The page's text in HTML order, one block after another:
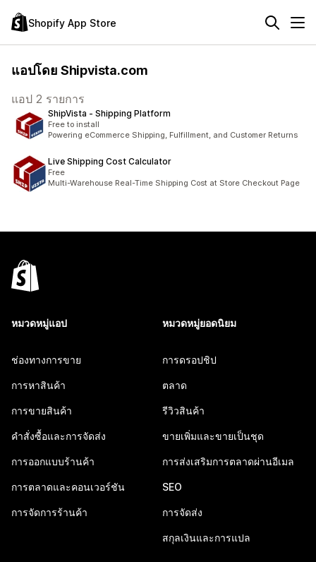
Shopify App Store
แอปโดย Shipvista.com
แอป 2 รายการ
ShipVista ‑ Shipping Platform
Free to install
Powering eCommerce Shipping, Fulfillment, and Customer Returns
Live Shipping Cost Calculator
Free
Multi-Warehouse Real-Time Shipping Cost at Store Checkout Page
หมวดหมู่แอป
ช่องทางการขาย
การหาสินค้า
การขายสินค้า
คำสั่งซื้อและการจัดส่ง
การออกแบบร้านค้า
การตลาดและคอนเวอร์ชัน
การจัดการร้านค้า
หมวดหมู่ยอดนิยม
การดรอปชิป
ตลาด
รีวิวสินค้า
ขายเพิ่มและขายเป็นชุด
การส่งเสริมการตลาดผ่านอีเมล
SEO
การจัดส่ง
สกุลเงินและการแปล